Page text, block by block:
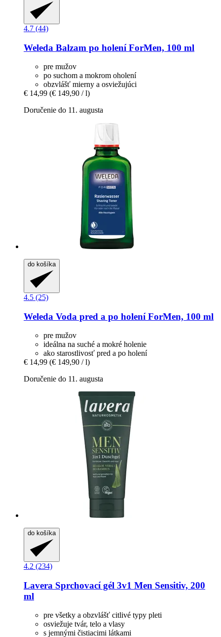
4.7 (44)
Weleda Balzam po holení ForMen, 100 ml
pre mužov
po suchom a mokrom oholení
obzvlášť mierny a osviežujúci
€ 14,99 (€ 149,90 / l)
Doručenie do 11. augusta
do košíka
4.5 (25)
Weleda Voda pred a po holení ForMen, 100 ml
pre mužov
ideálna na suché a mokré holenie
ako starostlivosť pred a po holení
€ 14,99 (€ 149,90 / l)
Doručenie do 11. augusta
do košíka
4.2 (234)
Lavera Sprchovací gél 3v1 Men Sensitiv, 200
ml
pre všetky a obzvlášť citlivé typy pleti
osviežuje tvár, telo a vlasy
s jemnými čistiacimi látkami